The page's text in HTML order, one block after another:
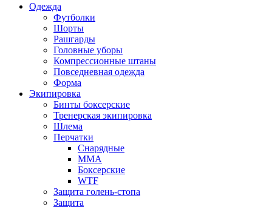
Одежда
Футболки
Шорты
Рашгарды
Головные уборы
Компрессионные штаны
Повседневная одежда
Форма
Экипировка
Бинты боксерские
Тренерская экипировка
Шлема
Перчатки
Снарядные
ММА
Боксерские
WTF
Защита голень-стопа
Защита